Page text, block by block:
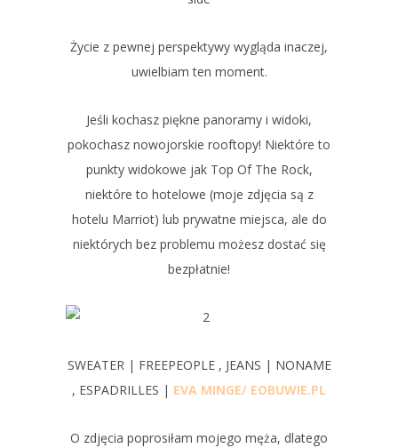
Życie z pewnej perspektywy wygląda inaczej,
uwielbiam ten moment.
Jeśli kochasz piękne panoramy i widoki,
pokochasz nowojorskie rooftopy! Niektóre to
punkty widokowe jak Top Of The Rock,
niektóre to hotelowe (moje zdjęcia są z
hotelu Marriot) lub prywatne miejsca, ale do
niektórych bez problemu możesz dostać się
bezpłatnie!
SWEATER | FREEPEOPLE , JEANS | NONAME
, ESPADRILLES | EVA MINGE/ EOBUWIE.PL
O zdjęcia poprosiłam mojego męża, dlatego